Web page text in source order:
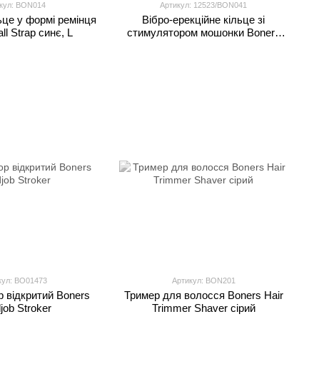
BON014
у формі ремінця
Strap синє, L
Артикул: 12523/BON041
Вібро-ерекційне кільце зі
стимулятором мошонки Boners
BO01473
відкритий Boners
Stroker
Артикул: BON201
Тример для волосся Boners Hair
Trimmer Shaver сірий